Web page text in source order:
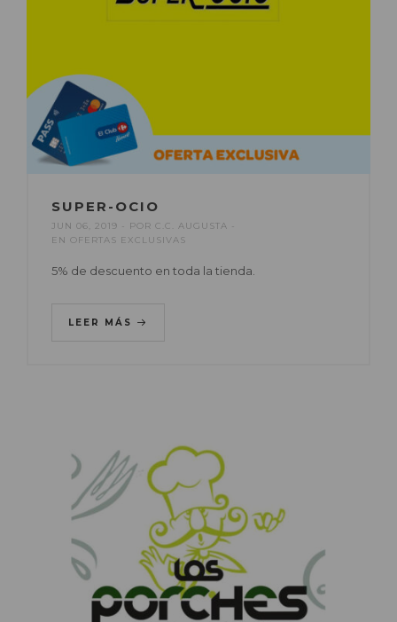
SUPER-OCIO
JUN 06, 2019 POR C.C. AUGUSTA
EN OFERTAS EXCLUSIVAS
5% de descuento en toda la tienda.
LEER MÁS